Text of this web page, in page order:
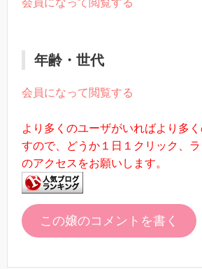
会員になって閲覧する
年齢・世代
会員になって閲覧する
より多くのユーザがいればより多
すので、どうか１日１クリック、
のアクセスをお願いします。
この嬢のコメントを書く